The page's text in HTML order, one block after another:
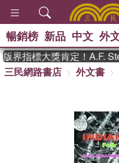
暢銷榜 新品 中文 外
界指標大獎肯定！A.F.
三民網路書店
外文書